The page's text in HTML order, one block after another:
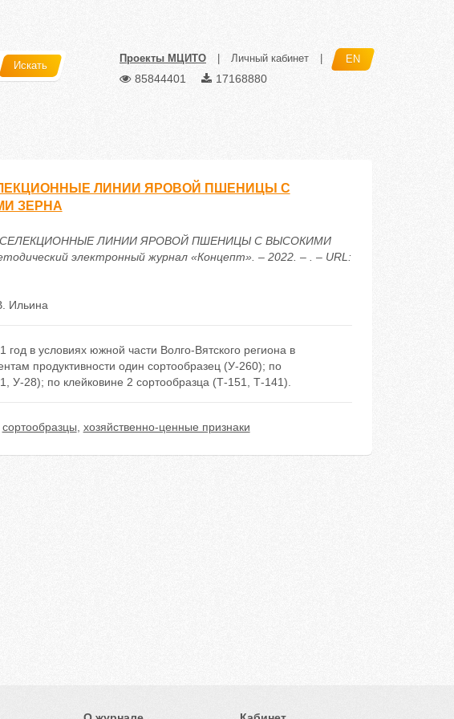
Искать
Проекты МЦИТО Личный кабинет EN
85844401 17168880
ЛИНИИ ЯРОВОЙ ПШЕНИЦЫ С
ЗЕРНА
ЛИНИИ ЯРОВОЙ ПШЕНИЦЫ С ВЫСОКИМИ
электронный журнал «Концепт». – 2022. – . – URL:
Ильина
в условиях южной части Волго-Вятского региона в
продуктивности один сортообразец (У-260); по
У-28); по клейковине 2 сортообразца (Т-151, Т-141).
сортообразцы хозяйственно-ценные признаки